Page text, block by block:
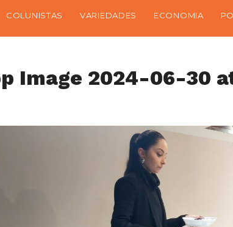
COLUNISTAS VARIEDADES ECONOMIA
Image 2024-06-30